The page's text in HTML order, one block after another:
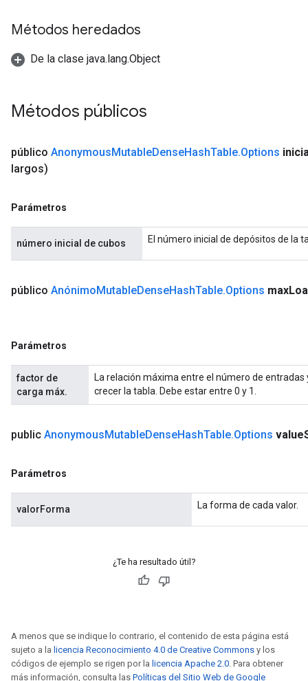
Métodos heredados
De la clase java.lang.Object
Métodos públicos
público AnonymousMutableDenseHashTable.Options
largos)
Parámetros
número inicial de cubos El número inicial de depósitos de la
público AnónimoMutableDenseHashTable.Options max
Parámetros
factor de
carga máx.
La relación máxima entre el número de
crecer la tabla. Debe estar entre 0 y 1.
public AnonymousMutableDenseHashTable.Options value
Parámetros
valorForma La forma de cada valor.
¿Te ha resultado útil?
A menos que se indique lo contrario, el contenido de esta página está
sujeto a la licencia Reconocimiento 4.0 de Creative Commons y los
códigos de ejemplo se rigen por la licencia Apache 2.0. Para obtener
más información, consulta las Políticas del Sitio Web de Google